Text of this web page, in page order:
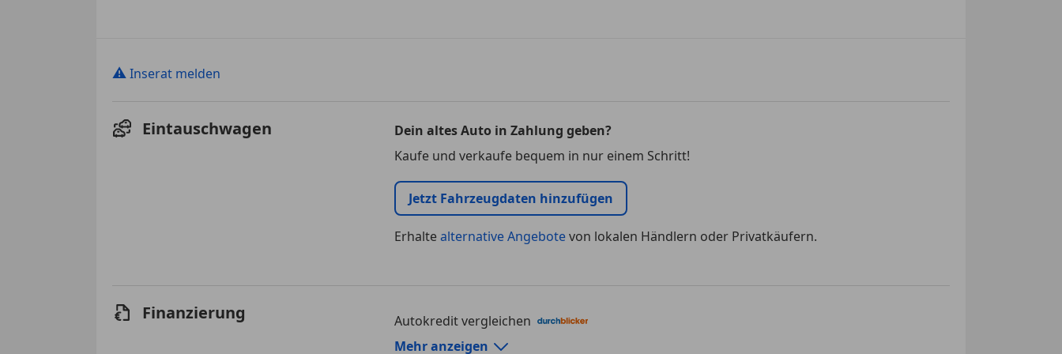
⚠ Inserat melden
Eintauschwagen
Dein altes Auto in Zahlung geben?
Kaufe und verkaufe bequem in nur einem Schritt!
Jetzt Fahrzeugdaten hinzufügen
Erhaltealternative Angebotevon lokalen Händlern oder Privatkäufern.
Finanzierung
Autokredit vergleichen
Autokredit-Rechner von durchblicker.at
Mehr anzeigen